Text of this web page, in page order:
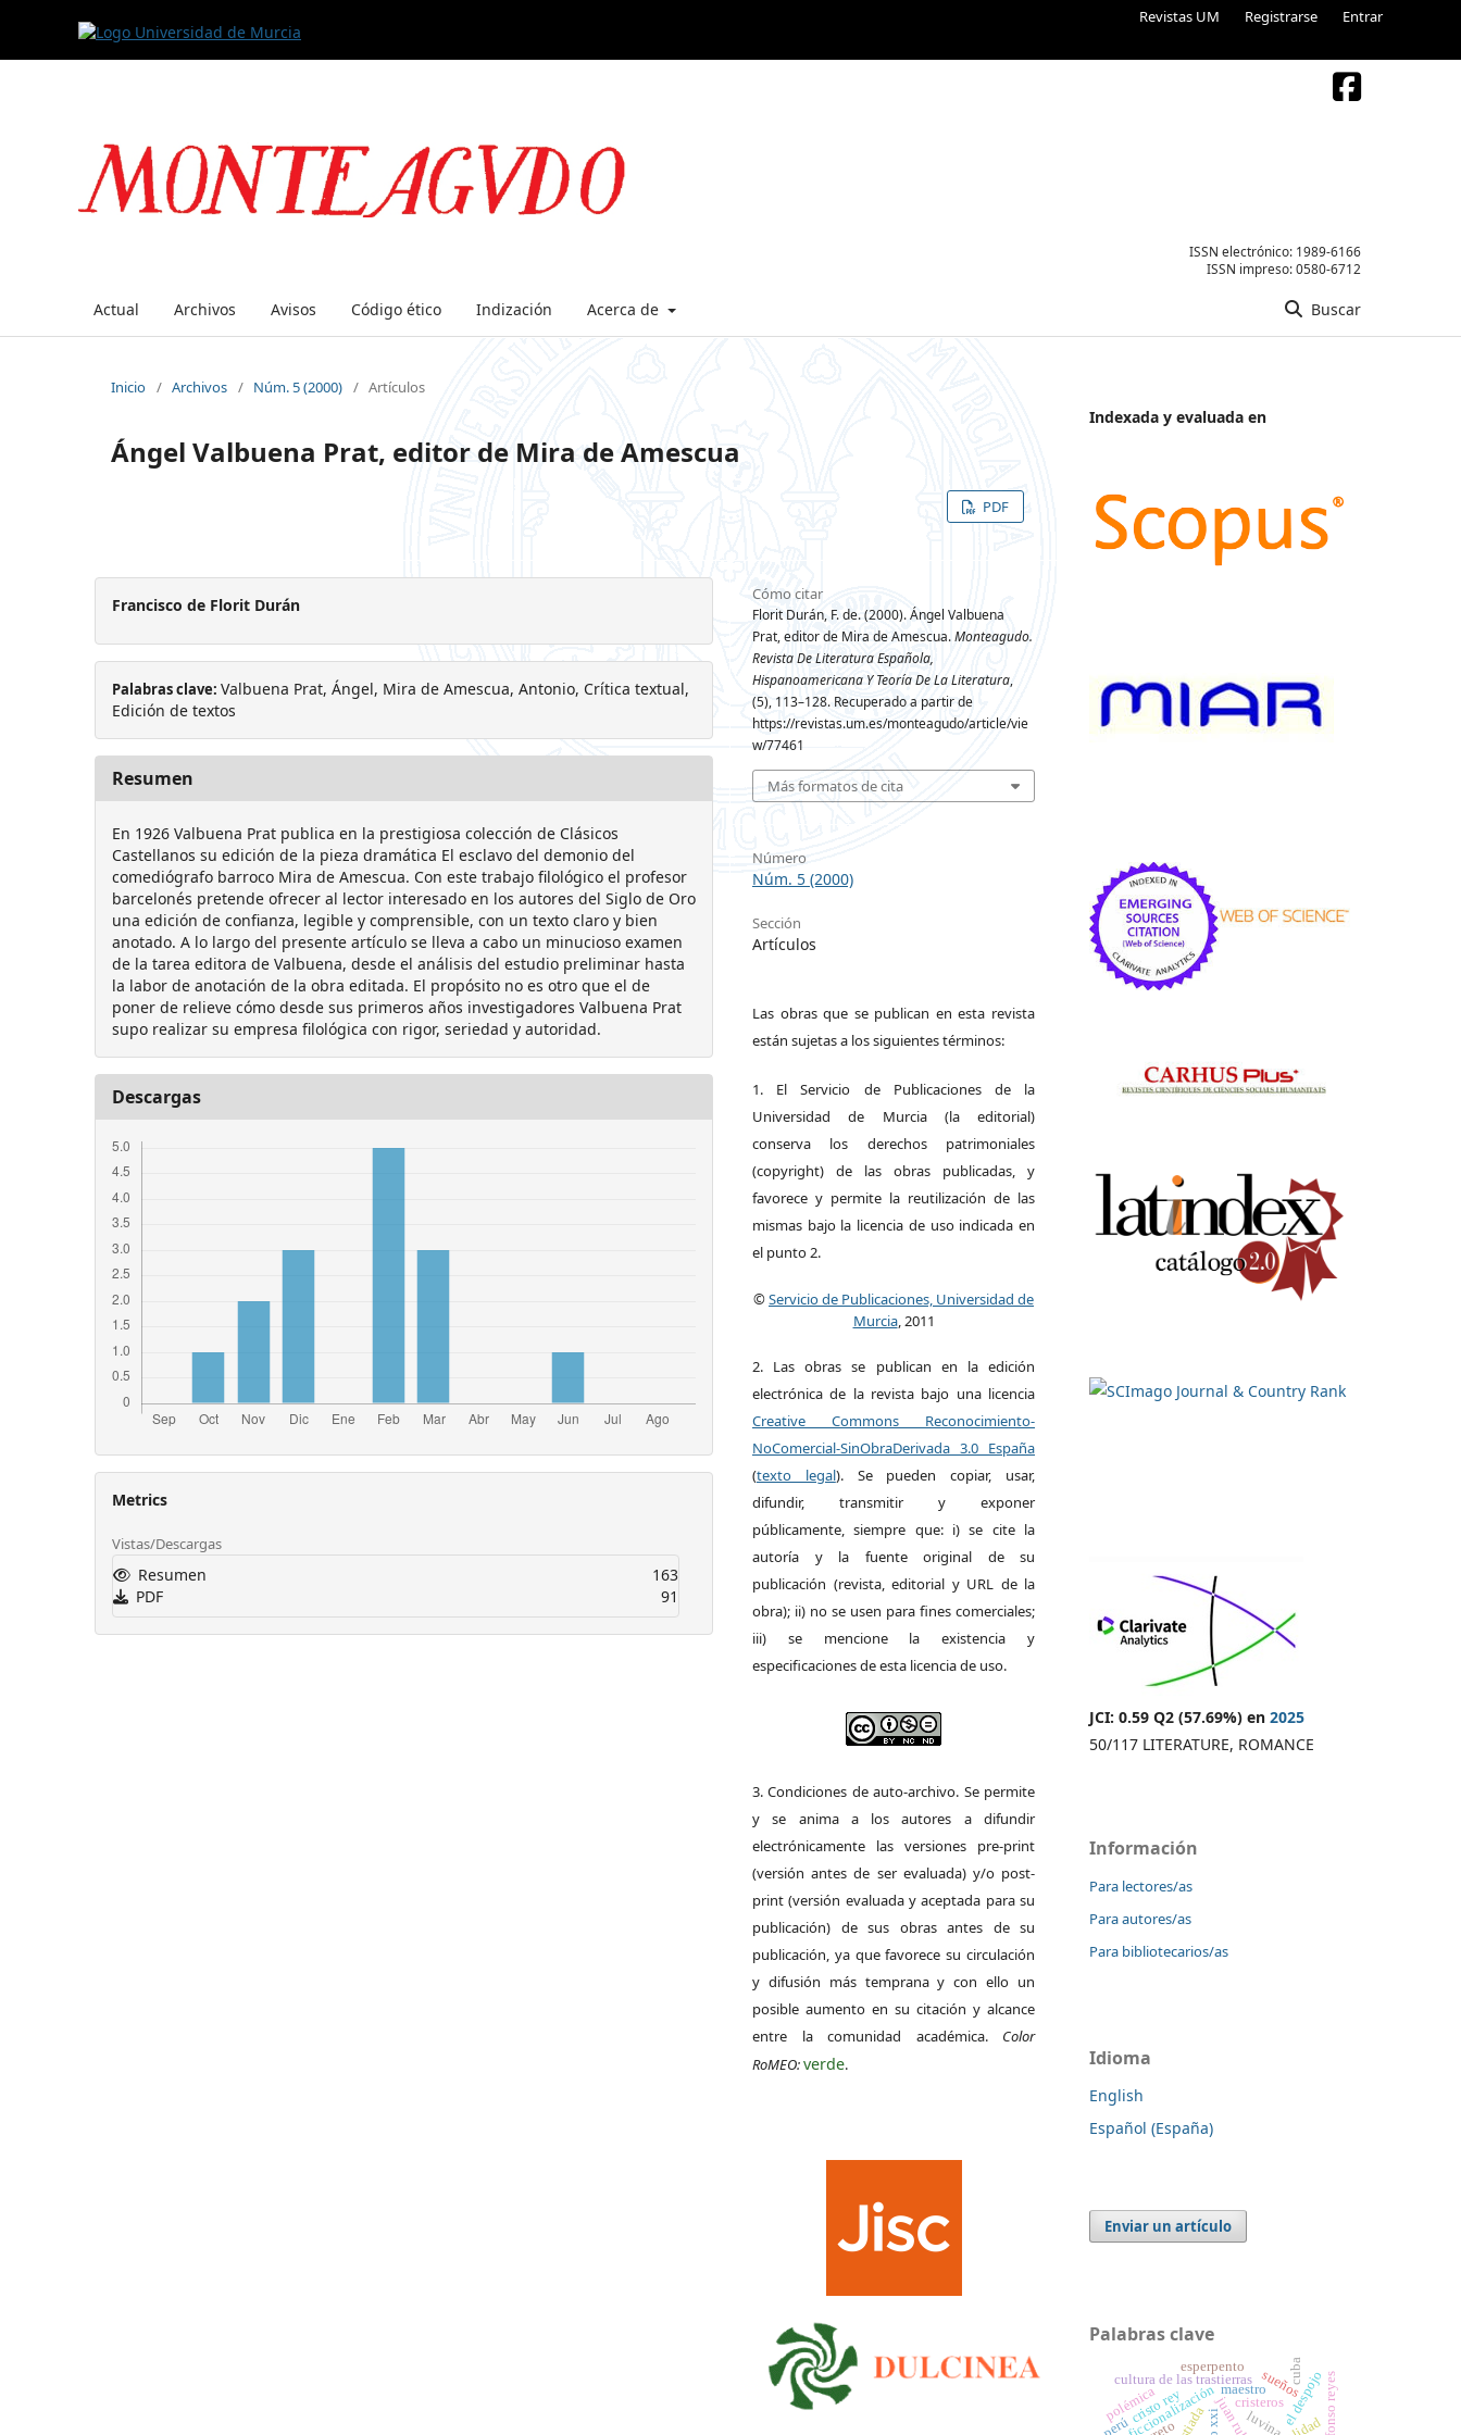
Revistas UM Registrarse Entrar
ISSN electrónico: 1989-6166
ISSN impreso:0580-6712
Actual Archivos Avisos Código ético Indización Acerca de Buscar
Inicio / Archivos / Núm. 5 (2000) / Artículos
Ángel Valbuena Prat, editor de Mira de Amescua
PDF
Francisco de Florit Durán
Palabras clave: Valbuena Prat, Ángel, Mira de Amescua, Antonio, Crítica textual,
Edición de textos
Resumen
En 1926 Valbuena Prat publica en la prestigiosa colección de Clásicos
Castellanos su edición de la pieza dramática El esclavo del demonio del
comediógrafo barroco Mira de Amescua. Con este trabajo filológico el profesor
barcelonés pretende ofrecer al lector interesado en los autores del Siglo de Oro
una edición de confianza, legible y comprensible, con un texto claro y bien
anotado. A lo largo del presente artículo se lleva a cabo un minucioso examen
de la tarea editora de Valbuena, desde el análisis del estudio preliminar hasta
la labor de anotación de la obra editada. El propósito no es otro que el de
poner de relieve cómo desde sus primeros años investigadores Valbuena Prat
supo realizar su empresa filológica con rigor, seriedad y autoridad.
Descargas
Metrics
Vistas/Descargas
Resumen
163
PDF
91
Cómo citar
Florit Durán, F. de. (2000). Ángel Valbuena
Prat, editor de Mira de Amescua.Monteagudo.
Revista De Literatura Española,
Hispanoamericana Y Teoría De La Literatura,
(5), 113–128. Recuperado a partir de
https://revistas.um.es/monteagudo/article/vie
w/77461
Más formatos de cita
Número
Núm. 5 (2000)
Sección
Artículos
Las obras que se publican en esta revista
están sujetas a los siguientes términos:
1. El Servicio de Publicaciones de la
Universidad de Murcia (la editorial)
conserva los derechos patrimoniales
(copyright) de las obras publicadas, y
favorece y permite la reutilización de las
mismas bajo la licencia de uso indicada en
el punto 2.
©Servicio de Publicaciones, Universidad de
Murcia, 2011
2. Las obras se publican en la edición
electrónica de la revista bajo una licencia
Creative Commons Reconocimiento-
NoComercial-SinObraDerivada 3.0 España
(texto legal). Se pueden copiar, usar,
difundir, transmitir y exponer
públicamente, siempre que: i) se cite la
autoría y la fuente original de su
publicación (revista, editorial y URL de la
obra); ii) no se usen para fines comerciales;
iii) se mencione la existencia y
especificaciones de esta licencia de uso.
3. Condiciones de auto-archivo. Se permite
y se anima a los autores a difundir
electrónicamente las versiones pre-print
(versión antes de ser evaluada) y/o post-
print (versión evaluada y aceptada para su
publicación) de sus obras antes de su
publicación, ya que favorece su circulación
y difusión más temprana y con ello un
posible aumento en su citación y alcance
entre la comunidad académica. Color
RoMEO:verde.
Indexada y evaluada en
JCI: 0.59 Q2 (57.69%) en 2025
50/117 LITERATURE, ROMANCE
Información
Para lectores/as
Para autores/as
Para bibliotecarios/as
Idioma
English
Español (España)
Enviar un artículo
Palabras clave
ficcionalización cristeros
luvina
cultura de las trastierras el despojo
juan rulfo
cristo rey
sueños
maestro
polémica alfonso reyes
esperpento
perú
cuba